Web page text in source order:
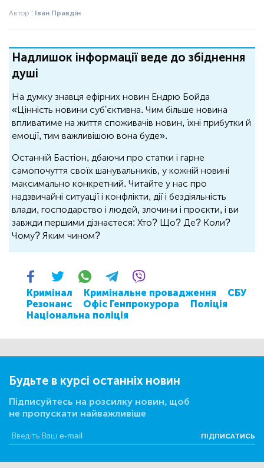
Автор : Іван Правдін
Надлишок інформації веде до збіднення
душі
На думку знавця ефірних новин Ендрю Бойда
«Цінність новини суб'єктивна. Чим більше новина
впливатиме на життя споживачів новин, їхні прибутки й
емоції, тим важливішою вона буде».
Останній Бастіон, дбаючи про статки і гарне
самопочуття своїх шанувальників, у кожній новині
максимально конкретний. Читайте у нас про
надзвичайні ситуації і конфлікти, дії і бездіяльність
влади, господарство і людей, злочини і проєкти, і ви
завжди першими дізнаєтеся: Хто? Що? Де? Коли?
Чому? Яким чином?
Кримінал Кримінальне провадження
СБУ
Резонанс
Офіс Генпрокурора
Поліція
Національна поліція
Будьте в курсі останніх новин
Підписуйтесь на розсилку новин, щоб
не пропускати найважливіше
ПІДПИСАТИСЬ